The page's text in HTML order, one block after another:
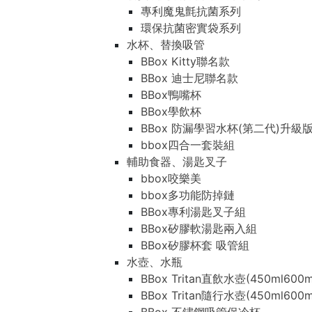
專利魔鬼氈抗菌系列
環保抗菌密實袋系列
水杯、替換吸管
BBox Kitty聯名款
BBox 迪士尼聯名款
BBox鴨嘴杯
BBox學飲杯
BBox 防漏學習水杯(第二代)升級版
bbox四合一套裝組
輔助食器、湯匙叉子
bbox咬樂美
bbox多功能防掉鏈
BBox專利湯匙叉子組
BBox矽膠軟湯匙兩入組
BBox矽膠杯套 吸管組
水壺、水瓶
BBox Tritan直飲水壺
BBox Tritan隨行水壺